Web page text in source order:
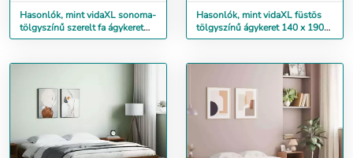
Hasonlók, mint vidaXL sonoma-
tölgyszínű szerelt fa ágykeret
fiókokkal 140 x 190 cm
Hasonlók, mint vidaXL füstös
tölgyszínű ágykeret 140 x 190
cm